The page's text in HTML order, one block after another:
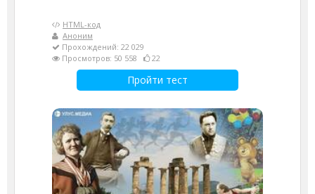
HTML-код
Аноним
Прохождений: 22 029
Просмотров: 50 558
22
Пройти тест